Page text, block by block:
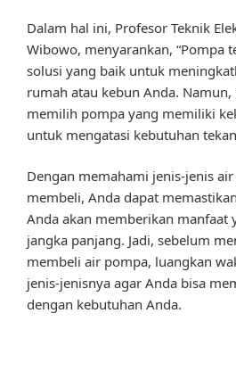
Dalam hal ini, Profesor Teknik
Wibowo, menyarankan, “Pompa
solusi yang baik untuk
rumah atau kebun Anda.
memilih pompa yang memiliki
untuk mengatasi kebutuhan
Dengan memahami jenis-jenis
membeli, Anda dapat
Anda akan memberikan manfaat
jangka panjang. Jadi, sebelum
membeli air pompa, luangkan
jenis-jenisnya agar Anda bisa
dengan kebutuhan Anda.